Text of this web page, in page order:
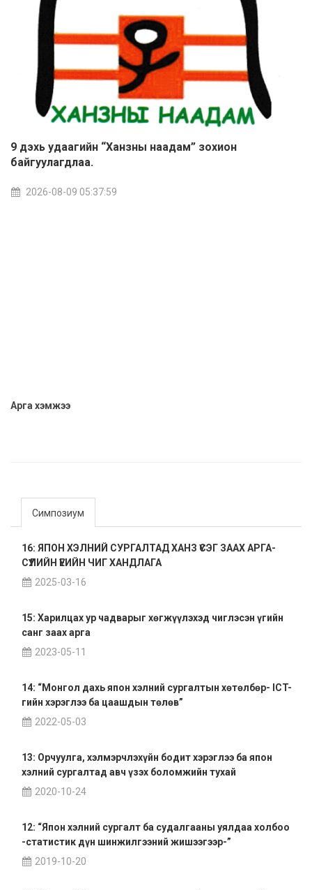
9 дэхь удаагийн “Ханзны наадам” зохион
байгуулагдлаа.
2026-08-09 05:37:59
Арга хэмжээ
Симпозиум
16: ЯПОН ХЭЛНИЙ СУРГАЛТАД ХАНЗ ҮСЭГ ЗААХ АРГА-
СҮҮЛИЙН ҮЕИЙН ЧИГ ХАНДЛАГА
2025-03-16
15: Харилцах ур чадварыг хөгжүүлэхэд чиглэсэн үгийн
санг заах арга
2023-05-11
14: “Монгол дахь япон хэлний сургалтын хөтөлбөр- ICT-
гийн хэрэглээ ба цаашдын төлөв”
2022-05-03
13: Орчуулга, хэлмэрчлэхүйн бодит хэрэглээ ба япон
хэлний сургалтад авч үзэх боломжийн тухай
2020-10-24
12: “Япон хэлний сургалт ба судалгааны уялдаа холбоо
-статистик дүн шинжилгээний жишээгээр-”
2019-10-20